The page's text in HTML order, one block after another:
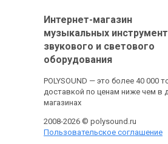
Интернет-магазин
музыкальных
звукового и светового
оборудования
POLYSOUND — это более 40 000
доставкой по ценам ниже чем в
магазинах
2008-2026 © polysound.ru
Пользовательское соглашение